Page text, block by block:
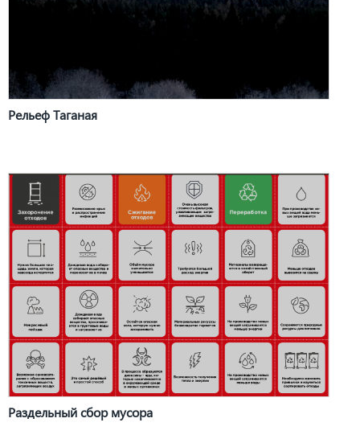
Рельеф Таганая
Раздельный сбор мусора